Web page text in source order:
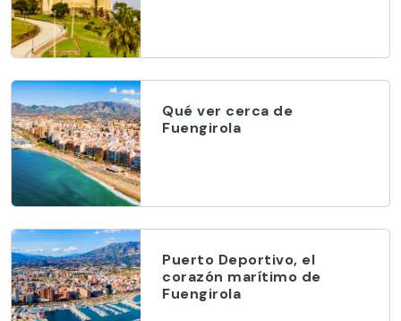
Qué ver cerca de
Fuengirola
Puerto Deportivo, el
corazón marítimo de
Fuengirola